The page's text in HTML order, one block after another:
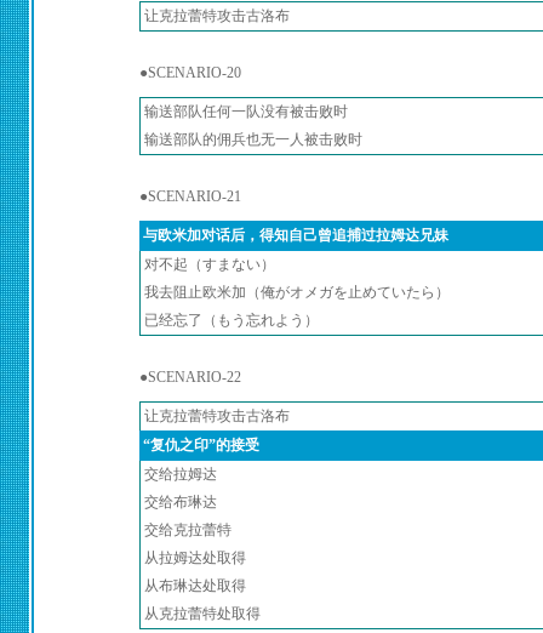
让克拉蕾特攻击古洛布
●SCENARIO-20
输送部队任何一队没有被击败时
输送部队的佣兵也无一人被击败时
●SCENARIO-21
与欧米加对话后，得知自己曾追捕过拉姆达兄妹
对不起（すまない）
我去阻止欧米加（俺がオメガを止めていたら）
已经忘了（もう忘れよう）
●SCENARIO-22
让克拉蕾特攻击古洛布
“复仇之印”的接受
交给拉姆达
交给布琳达
交给克拉蕾特
从拉姆达处取得
从布琳达处取得
从克拉蕾特处取得